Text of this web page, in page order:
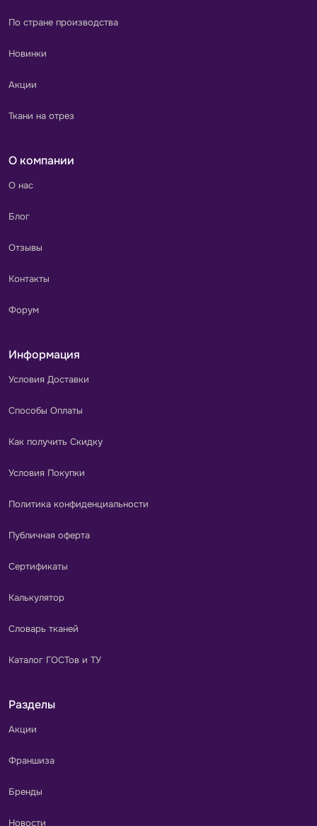
По стране производства
Новинки
Акции
Ткани на отрез
О компании
О нас
Блог
Отзывы
Контакты
Форум
Информация
Условия Доставки
Способы Оплаты
Как получить Скидку
Условия Покупки
Политика конфиденциальности
Публичная оферта
Сертификаты
Калькулятор
Словарь тканей
Каталог ГОСТов и ТУ
Разделы
Акции
Франшиза
Бренды
Новости